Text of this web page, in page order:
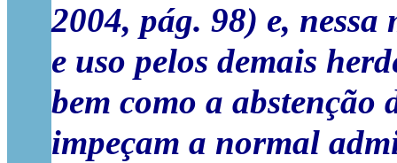
2004, pág. 98) e,
e uso pelos demais
bem como a abstenção
impeçam a normal